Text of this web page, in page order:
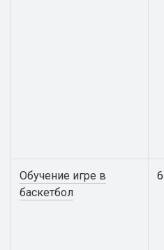
Обучение игре в
баскетбол